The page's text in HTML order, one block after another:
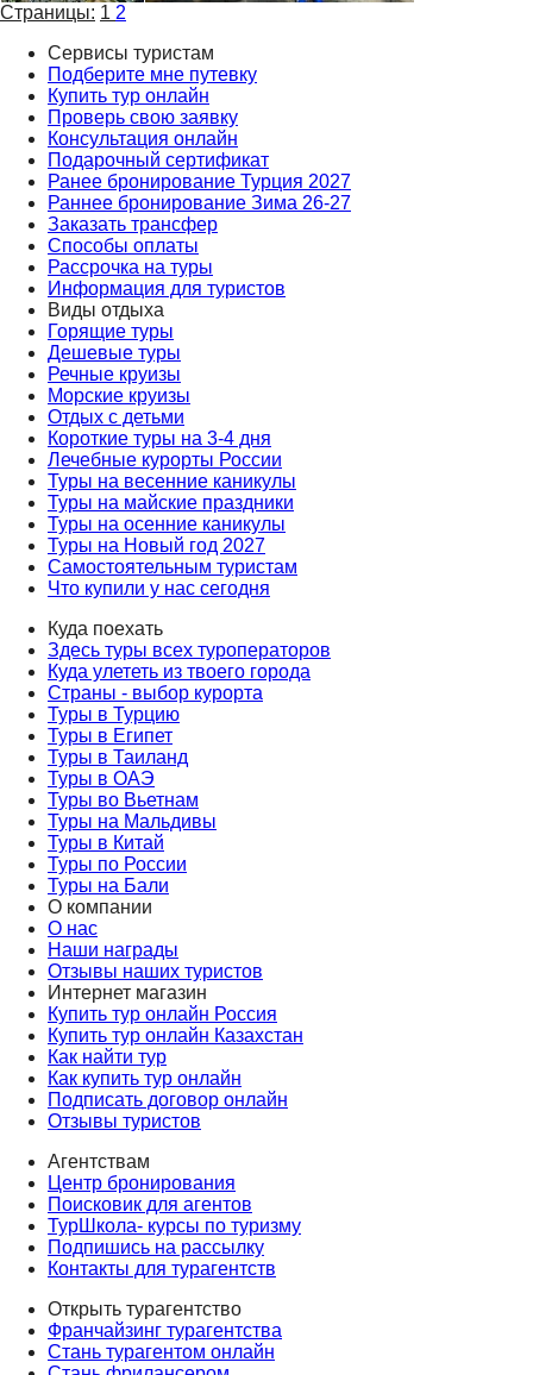
Страницы: 1 2
Сервисы туристам
Подберите мне путевку
Купить тур онлайн
Проверь свою заявку
Консультация онлайн
Подарочный сертификат
Ранее бронирование Турция 2027
Раннее бронирование Зима 26-27
Заказать трансфер
Способы оплаты
Рассрочка на туры
Информация для туристов
Виды отдыха
Горящие туры
Дешевые туры
Речные круизы
Морские круизы
Отдых с детьми
Короткие туры на 3-4 дня
Лечебные курорты России
Туры на весенние каникулы
Туры на майские праздники
Туры на осенние каникулы
Туры на Новый год 2027
Самостоятельным туристам
Что купили у нас сегодня
Куда поехать
Здесь туры всех туроператоров
Куда улететь из твоего города
Страны - выбор курорта
Туры в Турцию
Туры в Египет
Туры в Таиланд
Туры в ОАЭ
Туры во Вьетнам
Туры на Мальдивы
Туры в Китай
Туры по России
Туры на Бали
О компании
О нас
Наши награды
Отзывы наших туристов
Интернет магазин
Купить тур онлайн Россия
Купить тур онлайн Казахстан
Как найти тур
Как купить тур онлайн
Подписать договор онлайн
Отзывы туристов
Агентствам
Центр бронирования
Поисковик для агентов
ТурШкола- курсы по туризму
Подпишись на рассылку
Контакты для турагентств
Открыть турагентство
Франчайзинг турагентства
Стань турагентом онлайн